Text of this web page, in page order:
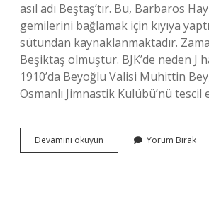
asıl adı Beştaş’tır. Bu, Barbaros
gemilerini bağlamak için kıyıya
sütundan kaynaklanmaktadır.
Beşiktaş olmuştur. BJK’de neden J
1910’da Beyoğlu Valisi Muhittin
Osmanlı Jimnastik Kulübü’nü tescil
Devamını okuyun Beşiktaşın
Ilk
Yorum Bırak